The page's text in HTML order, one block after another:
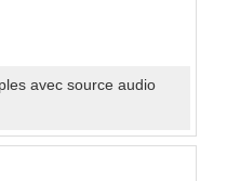
avec source audio